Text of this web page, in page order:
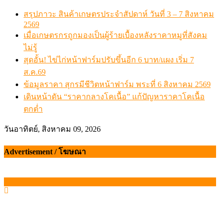
สรุปภาวะ สินค้าเกษตรประจำสัปดาห์ วันที่ 3 – 7 สิงหาคม
2569
เมื่อเกษตรกรถูกมองเป็นผู้ร้ายเบื้องหลังราคาหมูที่สังคม
ไม่รู้
สุดอั้น! ไข่ไก่หน้าฟาร์มปรับขึ้นอีก 6 บาท/แผง เริ่ม 7
ส.ค.69
ข้อมูลราคา สุกรมีชีวิตหน้าฟาร์ม พระที่ 6 สิงหาคม 2569
เดินหน้าดัน “ราคากลางโคเนื้อ” แก้ปัญหาราคาโคเนื้อ
ตกต่ำ
วันอาทิตย์, สิงหาคม 09, 2026
Advertisement / โฆษณา